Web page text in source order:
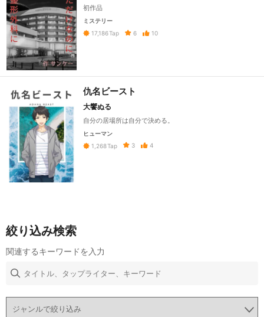
初作品
ミステリー
17,186Tap 6 10
仇名ビースト
大饗ぬる
自分の居場所は自分で決める。
ヒューマン
1,268Tap 3 4
絞り込み検索
関連するキーワードを入力